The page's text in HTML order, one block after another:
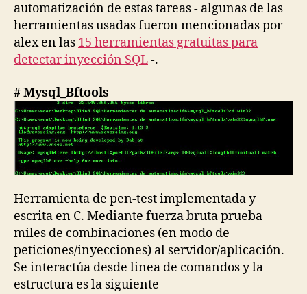
automatización de estas tareas - algunas de las
herramientas usadas fueron mencionadas por
alex en las 15 herramientas gratuitas para
detectar inyección SQL-.
# Mysql_Bftools
Herramienta de pen-test implementada y
escrita en C. Mediante fuerza bruta prueba
miles de combinaciones (en modo de
peticiones/inyecciones) al servidor/aplicación.
Se interactúa desde linea de comandos y la
estructura es la siguiente